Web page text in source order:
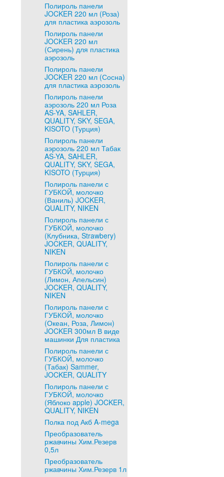
Полироль панели
JOCKER 220 мл (Роза)
для пластика аэрозоль
Полироль панели
JOCKER 220 мл
(Сирень) для пластика
аэрозоль
Полироль панели
JOCKER 220 мл (Сосна)
для пластика аэрозоль
Полироль панели
аэрозоль 220 мл Роза
AS-YA, SAHLER,
QUALITY, SKY, SEGA,
KISOTO (Турция)
Полироль панели
аэрозоль 220 мл Табак
AS-YA, SAHLER,
QUALITY, SKY, SEGA,
KISOTO (Турция)
Полироль панели с
ГУБКОЙ, молочко
(Ваниль) JOCKER,
QUALITY, NIKEN
Полироль панели с
ГУБКОЙ, молочко
(Клубника, Strawbery)
JOCKER, QUALITY,
NIKEN
Полироль панели с
ГУБКОЙ, молочко
(Лимон, Апельсин)
JOCKER, QUALITY,
NIKEN
Полироль панели с
ГУБКОЙ, молочко
(Океан, Роза, Лимон)
JOCKER 300мл В виде
машинки Для пластика
Полироль панели с
ГУБКОЙ, молочко
(Табак) Sammer,
JOCKER, QUALITY
Полироль панели с
ГУБКОЙ, молочко
(Яблоко apple) JOCKER,
QUALITY, NIKEN
Полка под Акб A-mega
Преобразователь
ржавчины Хим.Резерв
0,5л
Преобразователь
ржавчины Хим.Резерв 1л